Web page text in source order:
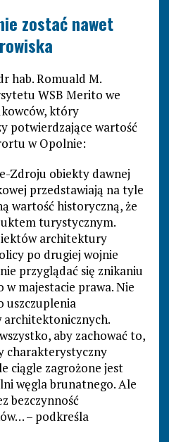
zostać nawet
hab. Romuald M.
WSB Merito we
który
potwierdzające wartość
w Opolnie:
Zdroju obiekty dawnej
przedstawiają na tyle
wartość historyczną, że
turystycznym.
architektury
po drugiej wojnie
przyglądać się znikaniu
majestacie prawa. Nie
uszczuplenia
architektonicznych.
aby zachować to,
charakterystyczny
ciągle zagrożone jest
węgla brunatnego. Ale
bezczynność
– podkreśla